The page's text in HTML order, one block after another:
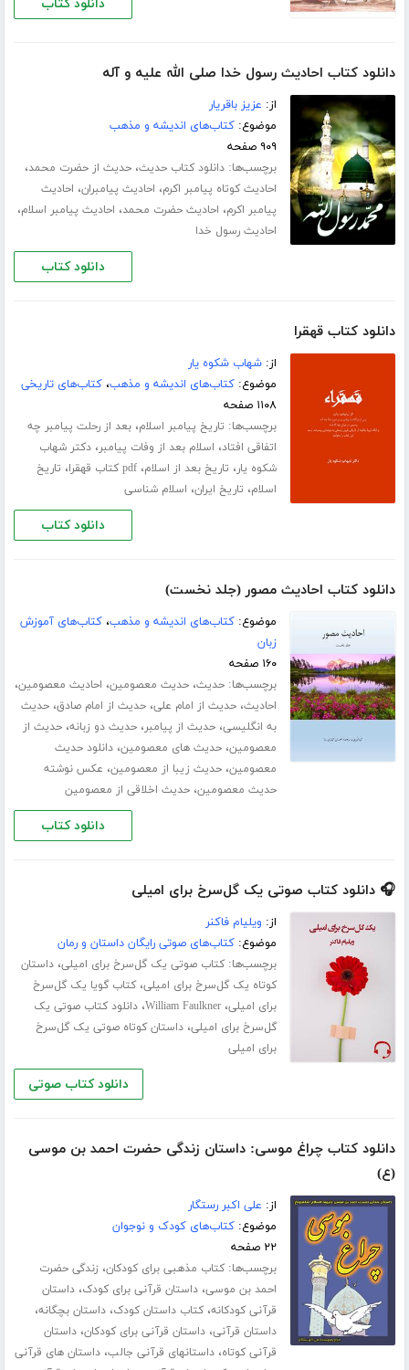
دانلود کتاب
دانلود کتاب احادیث رسول خدا صلی الله علیه و آله
از: عزیز باقریار
موضوع:کتاب‌های اندیشه و مذهب
۹۰۹ صفحه
برچسب‌ها:دانلود کتاب حدیث،حدیث از حضرت محمد،
احادیث کوتاه پیامبر اکرم، احادیث پیامبران، احادیث
پیامبر اکرم، احادیث حضرت محمد، احادیث پیامبر اسلام،
احادیث رسول خدا
دانلود کتاب
دانلود کتاب قهقرا
از:شهاب شکوه یار
موضوع:کتاب‌های اندیشه و مذهب،کتاب‌های تاریخی
۱۱۰۸ صفحه
برچسب‌ها: تاریخ پیامبر اسلام،بعد از رحلت پیامبر چه
اتفاقی افتاد، اسلام بعد از وفات پیامبر،دکتر شهاب
شکوه یار، تاریخ بعد از اسلام،pdf کتاب قهقرا ، تاریخ
اسلام، تاریخ ایران، اسلام شناسی
دانلود کتاب
دانلود کتاب احادیث مصور (جلد نخست)
موضوع:کتاب‌های اندیشه و مذهب،کتاب‌های آموزش
زبان
۱۶۰ صفحه
برچسب‌ها:حدیث،حدیث معصومین، احادیث معصومین،
احادیث،حدیث از امام علی،حدیث از امام صادق،حدیث
به انگلیسی،حدیث از پیامبر،حدیث دو زبانه،حدیث از
معصومین،حدیث های معصومین،دانلود حدیث
معصومین،حدیث زیبا از معصومین، عکس نوشته
حدیث معصومین،حدیث اخلاقی از معصومین
دانلود کتاب
🎧 دانلود کتاب صوتی یک گل‌سرخ برای امیلی
از: ویلیام فاکنر
موضوع:کتاب‌های صوتی رایگان داستان و رمان
برچسب‌ها:کتاب صوتی یک گل‌سرخ برای امیلی،داستان
کوتاه یک گل‌سرخ برای امیلی،کتاب گویا یک گل‌سرخ
برای امیلی،William Faulkner،دانلود کتاب صوتی یک
گل‌سرخ برای امیلی،داستان کوتاه صوتی یک گل‌سرخ
برای امیلی
دانلود کتاب صوتی
دانلود کتاب چراغ موسی: داستان زندگی حضرت احمد بن موسی
(ع)
از: علی اکبر رستگار
موضوع:کتاب‌های کودک و نوجوان
۲۲ صفحه
برچسب‌ها:کتاب مذهبی برای کودکان، زندگی حضرت
احمد بن موسی،داستان قرآنی برای کودک،داستان
قرآنی کودکانه،کتاب داستان کودک،داستان بچگانه،
داستان قرآنی،داستان قرآنی برای کودکان،داستان
قرآنی کوتاه،داستانهای قرآنی جالب،داستان های قرآنی